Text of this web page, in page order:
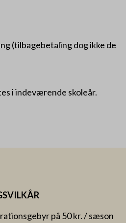
(tilbagebetaling dog ikke de
i indeværende skoleår.
på 50 kr. / sæson